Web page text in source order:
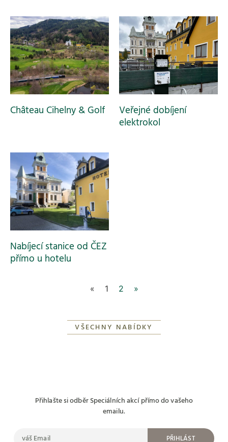
Château Cihelny & Golf
Veřejné dobíjení
elektrokol
Nabíjecí stanice od ČEZ
přímo u hotelu
« 1 2 »
VŠECHNY NABÍDKY
Přihlašte si odběr Speciálních akcí přímo do vašeho
emailu.
PŘIHLÁST